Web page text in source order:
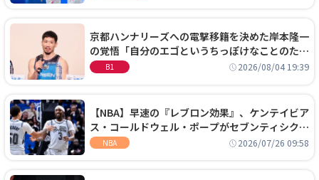
京都ハンナリーズへの電撃移籍を決めた岸本隆一
の覚悟「自分のエゴというちっぽけなことのため
に、京都に来たわけではない」
B1 2026/08/04 19:39
【NBA】早速の『レブロン効果』、ケンテイビア
ス・コールドウェル・ポープがセブンティシクサ
ーズに1年契約で加入
NBA 2026/07/26 09:58